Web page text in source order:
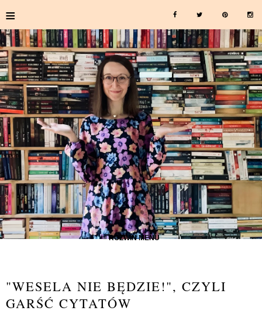
≡
≡ ROZWIŃ MENU
"WESELA NIE BĘDZIE!", CZYLI
GARŚĆ CYTATÓW